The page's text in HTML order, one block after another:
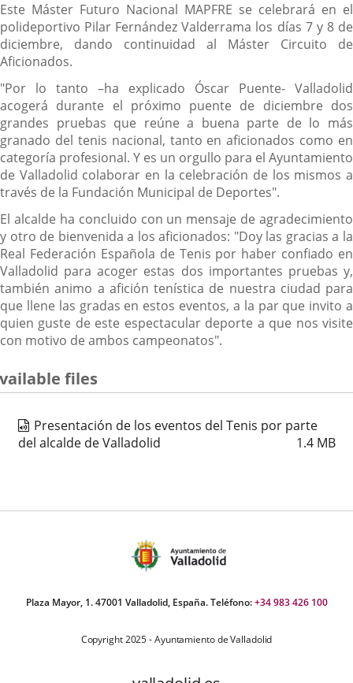
Este Máster Futuro Nacional MAPFRE se celebrará en el
polideportivo Pilar Fernández Valderrama los días 7 y 8 de
diciembre, dando continuidad al Máster Circuito de
Aficionados.
"Por lo tanto –ha explicado Óscar Puente- Valladolid
acogerá durante el próximo puente de diciembre dos
grandes pruebas que reúne a buena parte de lo más
granado del tenis nacional, tanto en aficionados como en
categoría profesional. Y es un orgullo para el Ayuntamiento
de Valladolid colaborar en la celebración de los mismos a
través de la Fundación Municipal de Deportes".
El alcalde ha concluido con un mensaje de agradecimiento
y otro de bienvenida a los aficionados: "Doy las gracias a la
Real Federación Española de Tenis por haber confiado en
Valladolid para acoger estas dos importantes pruebas y,
también animo a afición tenística de nuestra ciudad para
que llene las gradas en estos eventos, a la par que invito a
quien guste de este espectacular deporte a que nos visite
con motivo de ambos campeonatos".
files
Presentación de los eventos del Tenis por parte
del alcalde de Valladolid
1.4 MB
Plaza Mayor, 1. 47001 Valladolid, España. Teléfono:+34 983 426 100
Copyright 2025 - Ayuntamiento de Valladolid